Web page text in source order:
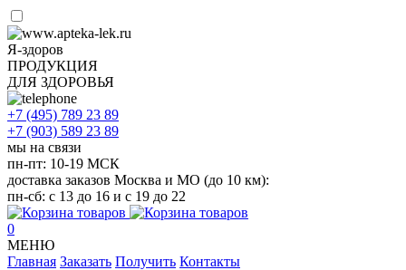
Я-здоров
ПРОДУКЦИЯ
ДЛЯ ЗДОРОВЬЯ
+7 (495) 789 23 89
+7 (903) 589 23 89
мы на связи
пн-пт: 10-19 МСК
доставка заказов Москва и МО (до 10 км):
пн-сб: с 13 до 16 и с 19 до 22
0
МЕНЮ
Главная Заказать Получить Контакты